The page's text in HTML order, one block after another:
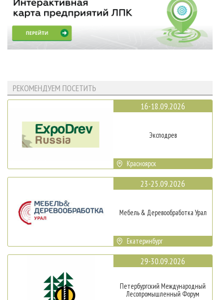
РЕКОМЕНДУЕМ ПОСЕТИТЬ
16-18.09.2026
Эксподрев
Красноярск
23-25.09.2026
Мебель & Деревообработка Урал
Екатеринбург
29-30.09.2026
Петербургский Международный
Лесопромышленный Форум